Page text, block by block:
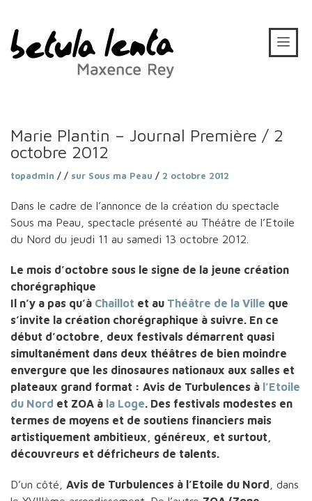
Marie Plantin – Journal Première / 2
octobre 2012
topadmin / / sur Sous ma Peau / 2 octobre 2012
Dans le cadre de l’annonce de la création du spectacle
Sous ma Peau, spectacle présenté au Théâtre de l’Etoile
du Nord du jeudi 11 au samedi 13 octobre 2012.
Le mois d’octobre sous le signe de la jeune création
chorégraphique
Il n’y a pas qu’à Chaillot et au Théâtre de la Ville que
s’invite la création chorégraphique à suivre. En ce
début d’octobre, deux festivals démarrent quasi
simultanément dans deux théâtres de bien moindre
envergure que les dinosaures nationaux aux salles et
plateaux grand format : Avis de Turbulences à l’Etoile
du Nord et ZOA à la Loge. Des festivals modestes en
termes de moyens et de soutiens financiers mais
artistiquement ambitieux, généreux, et surtout,
découvreurs et défricheurs de talents.
D’un côté, Avis de Turbulences à l’Etoile du Nord , dans